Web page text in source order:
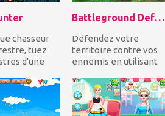
chasseur
tuez
d'une
p...
Battleground Defense
Défendez votre
territoire contre vos
ennemis en utilisant
missiles, des canons
lourd...